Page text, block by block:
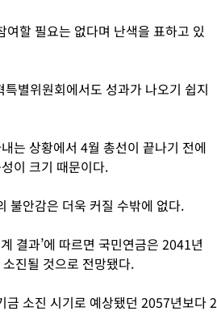
할 필요는 없다며 난색을 표하고 있
별위원회에서도 성과가 나오기 쉽지
는 상황에서 4월 총선이 끝나기 전에
이 크기 때문이다.
불안감은 더욱 커질 수밖에 없다.
결과’에 따르면 국민연금은 2041년
진될 것으로 전망됐다.
금 소진 시기로 예상됐던 2057년보다 2